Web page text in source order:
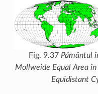
Fig. 9.37 Pământul
Mollweide Equal Area
Equidistant